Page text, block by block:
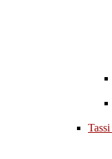
Tassi